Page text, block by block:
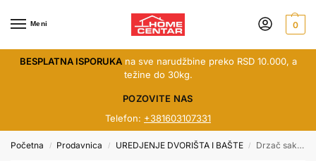
Meni 0
BESPLATNA ISPORUKAna sve narudžbine preko RSD 10.000, a
težine do 30kg.
POZOVITE NAS
Telefon: +381603107331
Početna / Prodavnica / UREDJENJE DVORIŠTA I BAŠTE / Drzač saksije veći terakota kg